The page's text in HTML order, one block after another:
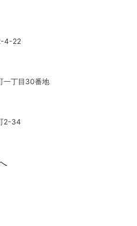
4-22
一丁目30番地
2-34